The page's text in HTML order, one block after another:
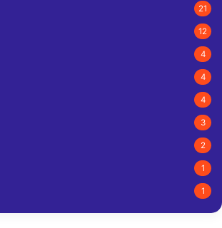
21
12
4
4
4
3
2
1
1